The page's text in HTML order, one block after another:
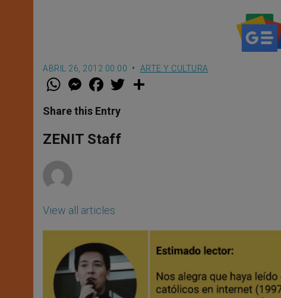
ABRIL 26, 2012 00:00 ARTE Y CULTURA
W
t
s
p
p
M
e
s
e
g
e
F
a
e
b
o
k
w
Share this Entry
ZENIT Staff
View all articles